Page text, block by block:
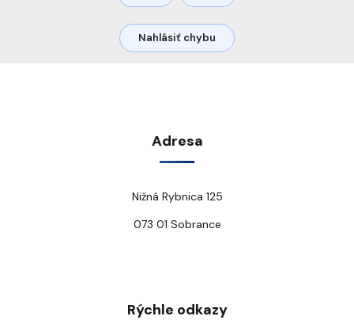
Nahlásiť chybu
Adresa
Nižná Rybnica 125
073 01 Sobrance
Rýchle odkazy